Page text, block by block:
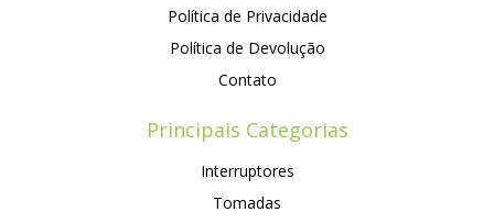
Política de Privacidade
Política de Devolução
Contato
Principais Categorias
Interruptores
Tomadas